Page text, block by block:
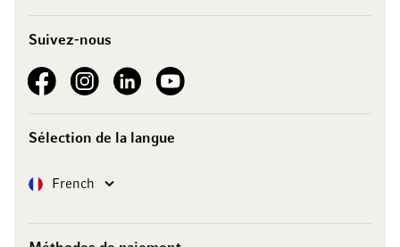
Suivez-nous
See our FacebookSee our Instagram account
See our LinkedInSee our YouTube channel
Sélection de la langue
LangueFrench